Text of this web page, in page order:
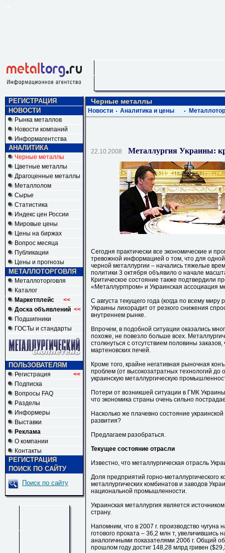
РЕГИСТРАЦИЯ
НОВОСТИ
Рынка металлов
Новости компаний
Информагентства
АНАЛИТИКА
Черные металлы
Цветные металлы
Драгоценные металлы
Металлолом
Сырье
Статистика
Индекс цен России
Мировые цены
Цены на биржах
Вопрос месяца
Публикации
Цены и прогнозы
МЕТАЛЛОТОРГОВЛЯ
Металлоторговля
Каталог
Маркетплейс
<<
Доска объявлений <<
Подшипники
ГОСТы и стандарты
ПОЛЬЗОВАТЕЛЯМ
Регистрация <<
Подписка
Вопросы FAQ
Разделы
Информеры
Выставки
Реклама
О компании
Контакты
РЕГИСТРАЦИЯ
ПОИСК ПО САЙТУ
Поиск по сайту
Черные металлы
Новости Аналитика и цены
22.10.2008 Металлургия Украины:
Сегодня практически все экономические и
тревожной информацией о том, что для
черной металлургии – начались тяжелые
политики 3 октября объявило о начале
Критическое состояние также подтвердили
«Металлургпром» и Украинская ассоциация
С августа текущего года (когда по всему
Украины лихорадит от резкого снижения
внутреннем рынке.
Впрочем, в подобной ситуации оказались
похоже, не повезло больше всех.
столкнуться с отсутствием половины
мартеновских печей.
Кроме того, крайне негативная рыночная
проблем (от высокозатратных технологий до
украинскую металлургическую
Потери от возникшей ситуации в ГМК
что экономика страны очень сильно
Насколько же плачевно состояние
развития?
Предлагаем разобраться.
Текущее состояние отрасли
Известно, что металлургическая отрасль
Доля предприятий горно-металлургического
металлургических комбинатов и заводов
национальной промышленности.
Украинская металлургия является
страну.
Напомним, что в 2007 г. производство чугуна
готового проката – 36,2 млн т, увеличившись
аналогичными показателями 2006 г. Общий
прошлом году достиг 148,28 млрд гривен